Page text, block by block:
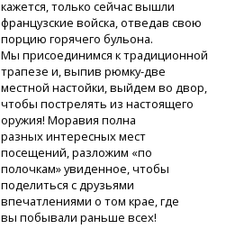
кажется, только сейчас вышли
французские войска, отведав свою
порцию горячего бульона.
Мы присоединимся к традиционной
трапезе и, выпив рюмку-две
местной настойки, выйдем во двор,
чтобы пострелять из настоящего
оружия! Моравия полна
разных интересных мест
посещений, разложим «по
полочкам» увиденное, чтобы
поделиться с друзьями
впечатлениями о том крае, где
вы побывали раньше всех!